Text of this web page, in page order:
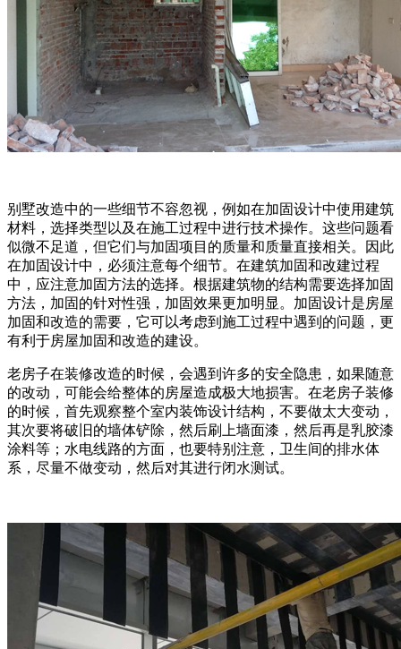
别墅改造中的一些细节不容忽视，例如在加固设计中使用建筑
材料，选择类型以及在施工过程中进行技术操作。这些问题看
似微不足道，但它们与加固项目的质量和质量直接相关。因此
在加固设计中，必须注意每个细节。在建筑加固和改建过程
中，应注意加固方法的选择。根据建筑物的结构需要选择加固
方法，加固的针对性强，加固效果更加明显。加固设计是房屋
加固和改造的需要，它可以考虑到施工过程中遇到的问题，更
有利于房屋加固和改造的建设。
老房子在装修改造的时候，会遇到许多的安全隐患，如果随意
的改动，可能会给整体的房屋造成极大地损害。在老房子装修
的时候，首先观察整个室内装饰设计结构，不要做太大变动，
其次要将破旧的墙体铲除，然后刷上墙面漆，然后再是乳胶漆
涂料等；水电线路的方面，也要特别注意，卫生间的排水体
系，尽量不做变动，然后对其进行闭水测试。